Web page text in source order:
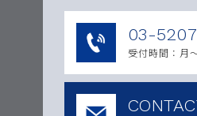
03-
受付時間：月